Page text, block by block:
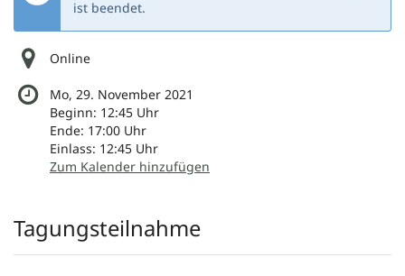
ist beendet.
Online
Mo, 29. November 2021
Beginn: 12:45 Uhr
Ende: 17:00 Uhr
Einlass: 12:45 Uhr
Zum Kalender hinzufügen
Produkte
Tagungsteilnahme